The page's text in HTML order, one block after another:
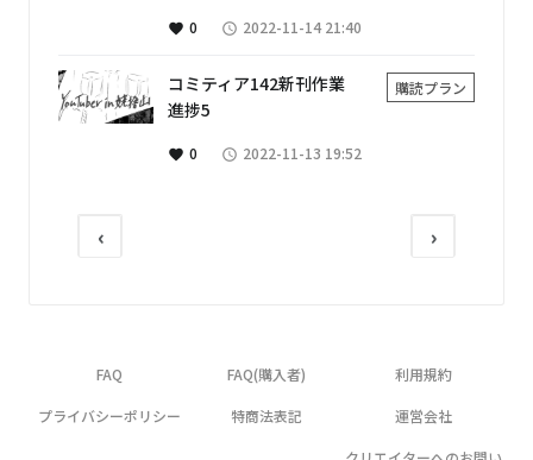
favorite 0 access_time 2022-11-14 21:40
コミティア142新刊作業
進捗5
購読プラン
favorite 0 access_time 2022-11-13 19:52
‹ ›
FAQ FAQ(購入者) 利用規約
プライバシーポリシー 特商法表記 運営会社